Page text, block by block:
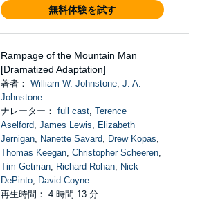
無料体験を試す
Rampage of the Mountain Man
[Dramatized Adaptation]
著者： William W. Johnstone, J. A.
Johnstone
ナレーター： full cast, Terence
Aselford, James Lewis, Elizabeth
Jernigan, Nanette Savard, Drew Kopas,
Thomas Keegan, Christopher Scheeren,
Tim Getman, Richard Rohan, Nick
DePinto, David Coyne
再生時間： 4 時間 13 分